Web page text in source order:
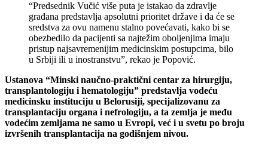
“Predsednik Vučić više puta je istakao da zdravlje
građana predstavlja apsolutni prioritet države i da će se
sredstva za ovu namenu stalno povećavati, kako bi se
obezbedilo da pacijenti sa najtežim oboljenjima imaju
pristup najsavremenijim medicinskim postupcima, bilo
u Srbiji ili u inostranstvu”, rekao je Popović.
Ustanova “Minski naučno-praktični centar za hirurgiju,
transplantologiju i hematologiju” predstavlja vodeću
medicinsku instituciju u Belorusiji, specijalizovanu za
transplantaciju organa i nefrologiju, a ta zemlja je među
vodećim zemljama ne samo u Evropi, već i u svetu po broju
izvršenih transplantacija na godišnjem nivou.